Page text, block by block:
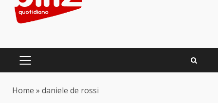
PRIMARY
Home » daniele de rossi